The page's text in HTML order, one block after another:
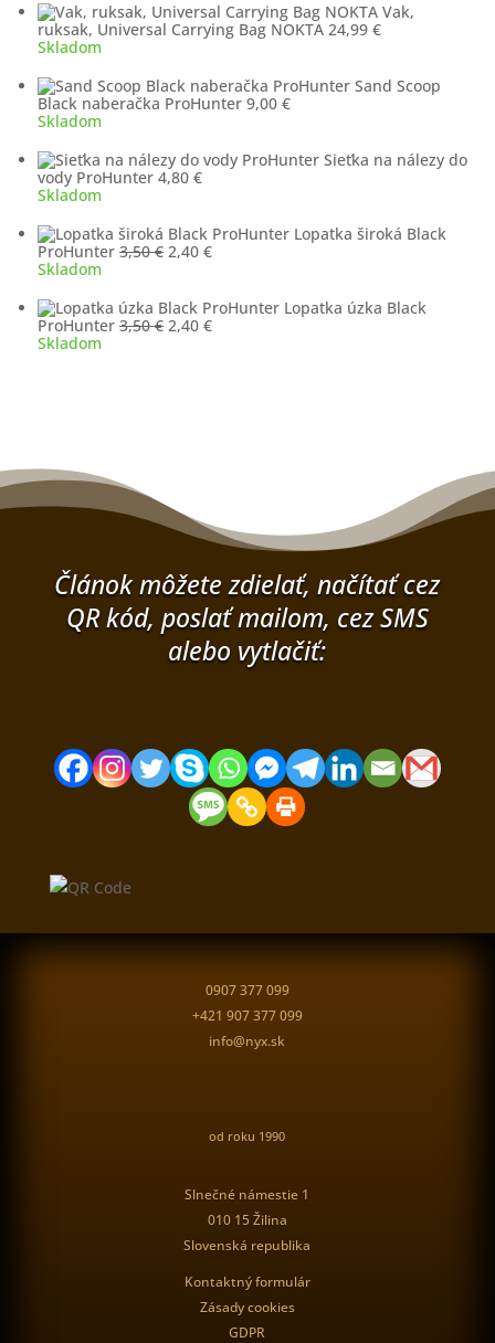
Vak,
ruksak, Universal Carrying Bag NOKTA 24,99 €
Skladom
Sand Scoop
Black naberačka ProHunter 9,00 €
Skladom
Sieťka na nálezy do
vody ProHunter 4,80 €
Skladom
Lopatka široká Black
ProHunter 3,50€ Pôvodná
3,50 €.
2,40 €Aktuálna
2,40 €.
Skladom
Lopatka úzka Black
ProHunter 3,50€ Pôvodná
2,40 €Aktuálna
Skladom
Článok môžete zdielať, načítať cez
QR kód, poslať mailom, cez SMS
alebo vytlačiť:
0907 377 099
+421 907 377 099
info@nyx.sk
od roku 1990
Slnečné námestie 1
010 15 Žilina
Slovenská republika
Kontaktný formulár
Zásady cookies
GDPR